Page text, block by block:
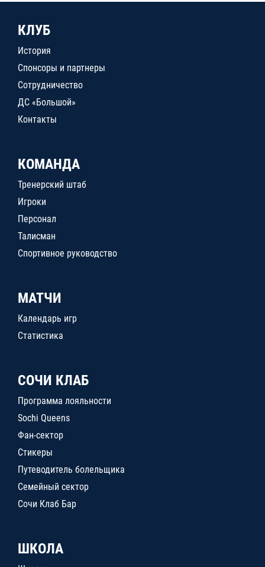
КЛУБ
История
Спонсоры и партнеры
Сотрудничество
ДС «Большой»
Контакты
КОМАНДА
Тренерский штаб
Игроки
Персонал
Талисман
Спортивное руководство
МАТЧИ
Календарь игр
Статистика
СОЧИ КЛАБ
Программа лояльности
Sochi Queens
Фан-сектор
Стикеры
Путеводитель болельщика
Семейный сектор
Сочи Клаб Бар
ШКОЛА